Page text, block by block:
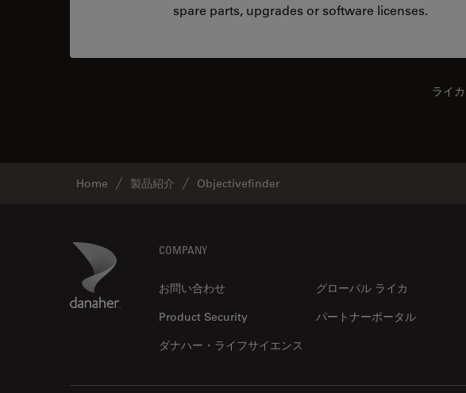
spare parts, upgrades or software licenses.
ライ
Home 製品紹介 Objectivefinder
Danaher Logo COMPANY
お問い合わせ
グローバル ライカ
Product Security
パートナーポータル
ダナハー・ライフサイエンス